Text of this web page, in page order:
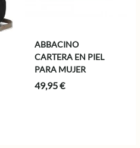
ABBACINO
CARTERA EN PIEL
PARA MUJER
49,95€